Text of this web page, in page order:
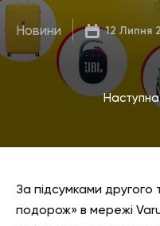
Новини 12 Липня
За підсумками другого
подорож» в мережі